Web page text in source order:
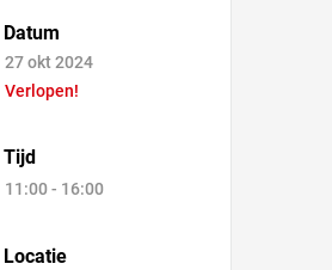
Datum
27 okt 2024
Verlopen!
Tijd
11:00 - 16:00
Locatie